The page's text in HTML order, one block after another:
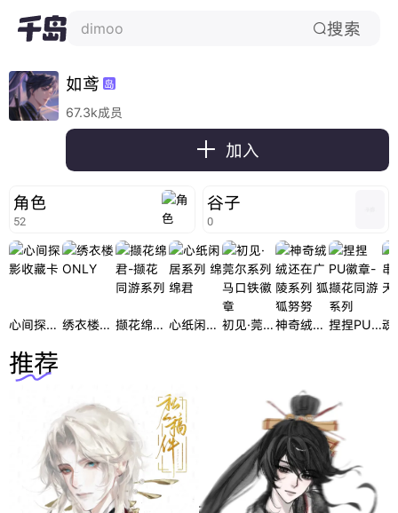
dimoo 搜索
如鸢 岛
67.3k成员
 加入
角色
52
谷子
0
心间探影收藏卡 绣衣楼ONLY 撷花绵君-撷花同游系列 心纸闲居系列 绵绵君 初见·莞尔系列马口铁徽章 神奇绒绒还在广陵系列 狐狐努努 捏捏PU徽章-撷花同游系列
推荐